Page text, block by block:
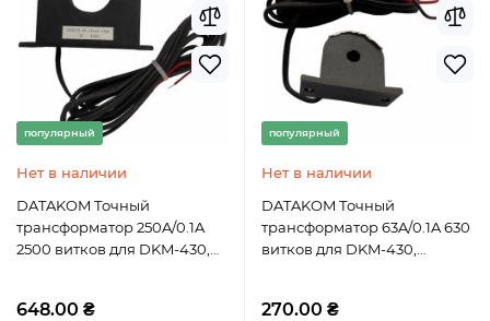
популярный
Нет в наличии
DATAKOM Точный
трансформатор 250A/0.1A
2500 витков для DKM-430,
648.00 ₴
популярный
Нет в наличии
DATAKOM Точный
трансформатор 63A/0.1A 630
витков для DKM-430,
270.00 ₴